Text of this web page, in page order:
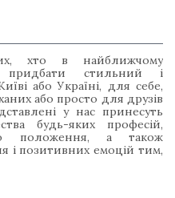
хто в найближчому
придбати стильний і
або Україні, для себе,
або просто для друзів
у нас принесуть
будь-яких професій,
положення, а також
і позитивних емоцій тим,